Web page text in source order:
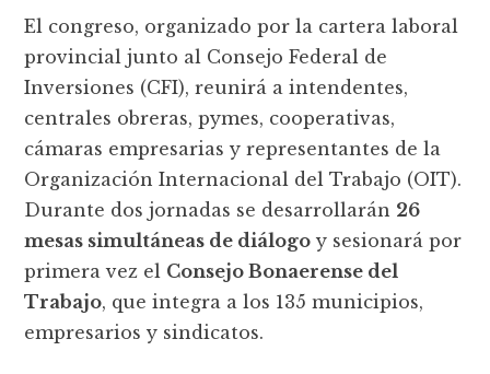
El congreso, organizado por la cartera laboral
provincial junto al Consejo Federal de
Inversiones (CFI), reunirá a intendentes,
centrales obreras, pymes, cooperativas,
cámaras empresarias y representantes de la
Organización Internacional del Trabajo (OIT).
Durante dos jornadas se desarrollarán 26
mesas simultáneas de diálogo y sesionará por
primera vez el Consejo Bonaerense del
Trabajo, que integra a los 135 municipios,
empresarios y sindicatos.